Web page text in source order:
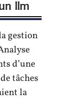
llm
gestion
d’une
tâches
la